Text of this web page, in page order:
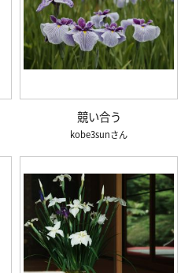
競い合う
kobe3sun